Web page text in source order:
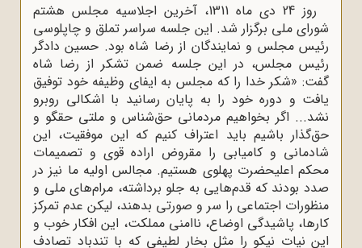
روز 24 دی ماه 1311، آخرین اجلاسیه مجلس هشتم
شورای ملی برگزار شد. این جلسه سراسر تملق و چاپلوسی
رئیس مجلس و نمایندگان از رضا شاه بود. حسین دادگر
رئیس مجلس، در این جلسه ضمن تشکر از رضا شاه
گفت: «شکر خدا را که مجلس به ایفای وظیفه خود توفیق
یافت و دوره خود را به پایان رسانید با اشکالی روبرو
نشد... اگر بخواهیم مردمانی حق‌شناس و ملتی حقگو و
حق‌گذار باشیم باید اعتراف کنیم که این موفقیت، این
شادمانی و کامیابی را مقروض اراده قوی و تصمیمات
محکم اعلیحضرت پهلوی هستیم. مجالس اولیه ما نیز در
صدد بودند که قدم‌هایی به جلو برداشته، مرام‌های ملی و
منظورات اجتماعی را سر و صورتی بدهند، لیکن عدم تمرکز
کارها، پاشیدگی اوضاع، ناامنی مملکت، این افکار خوب و
این نیات نیکو را مثل بخار لطیفی که با تندباد تصادف